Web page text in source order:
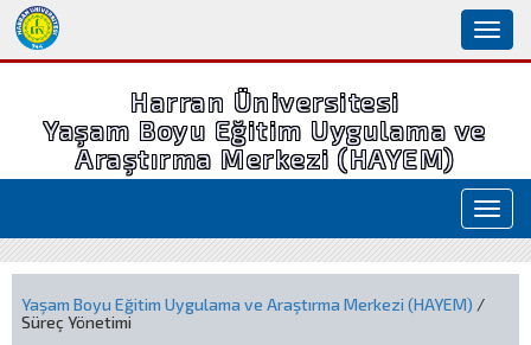
Harran Üniversitesi
Yaşam Boyu Eğitim Uygulama ve
Araştırma Merkezi (HAYEM)
Yaşam Boyu Eğitim Uygulama ve Araştırma Merkezi (HAYEM) /
Süreç Yönetimi